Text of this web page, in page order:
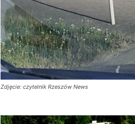
Zdjęcie: czytelnik Rzeszów News